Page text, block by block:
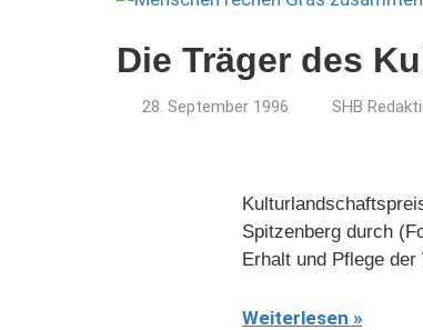
Die Träger des
28. September 1996 SHB
Spitzenberg durch
Erhalt und Pflege
Weiterlesen